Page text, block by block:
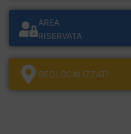
AREA
RISERVATA
GEOLOCALÌZZATI